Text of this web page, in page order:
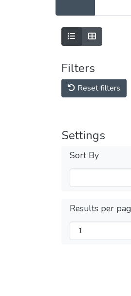
Filters
Reset filters
Settings
Sort By
Results per